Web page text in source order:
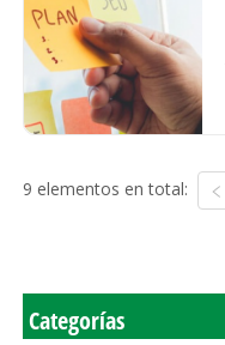
9 elementos en total:
Categorías